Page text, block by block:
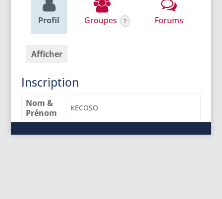
Profil Groupes 2 Forums
Afficher
Inscription
Nom &
Prénom
KECOSO